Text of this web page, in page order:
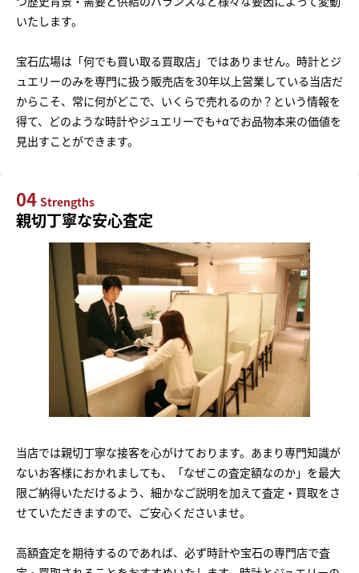
いたします。
宝石広場は「何でも買い取る買取店」ではありません。時計とジ
ュエリーのみを専門に扱う販売店を30年以上営業している当店だ
からこそ、常に何がどこで、いくらで売れるのか？という情報を
得て、どのような時計やジュエリーでも+αでお品物本来の価値を
見出すことができます。
04 Strengths
親切丁寧な安心査定
当店では親切丁寧な接客を心がけております。あまり専門知識が
ないお客様におかれましても、「なぜこの査定額なのか」を最大
限ご納得いただけるよう、細かなご説明を加えて査定・買取をさ
せていただきますので、ご安心くださいませ。
高額査定を期待するのであれば、必ず時計や宝石の専門店で査